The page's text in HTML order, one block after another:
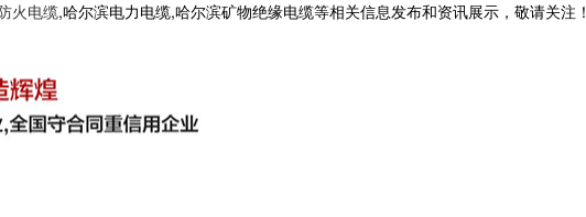
火电缆,哈尔滨电力电缆,哈尔滨矿物绝缘电缆等相关信息发布和资讯展示，敬请关注！